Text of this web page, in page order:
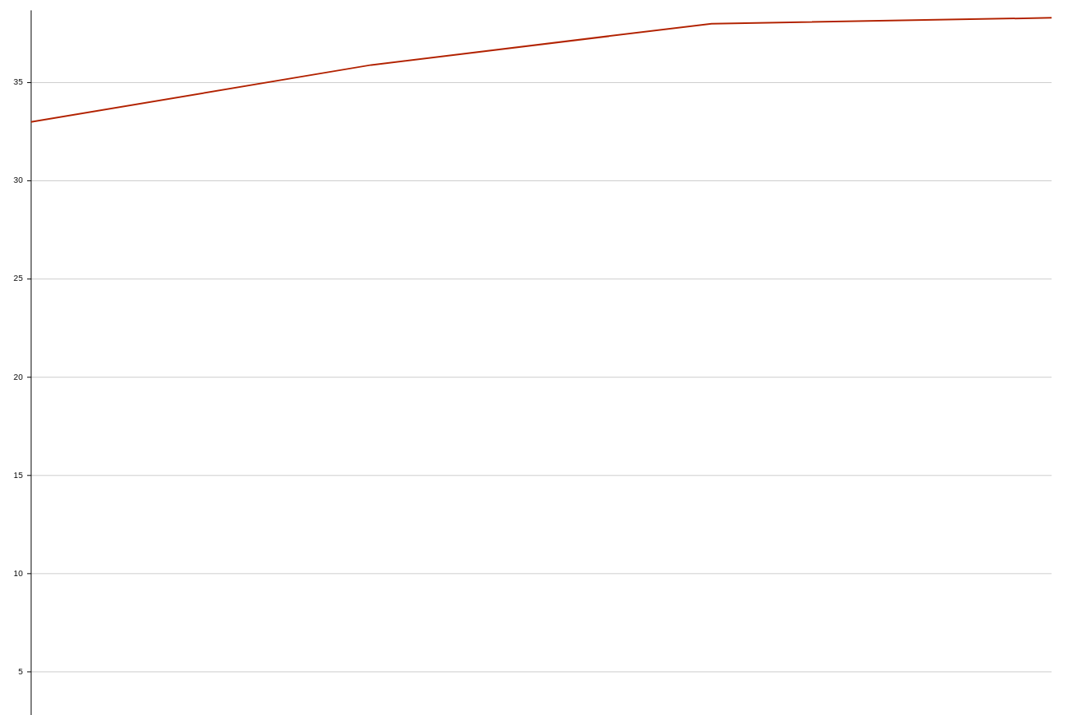
35
30
25
20
15
10
5
35
30
25
20
15
10
5